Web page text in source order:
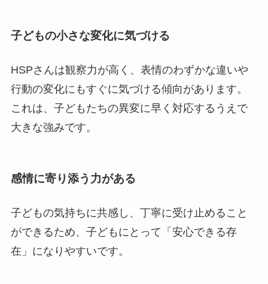
子どもの小さな変化に気づける
HSPさんは観察力が高く、表情のわずかな違いや
行動の変化にもすぐに気づける傾向があります。
これは、子どもたちの異変に早く対応するうえで
大きな強みです。
感情に寄り添う力がある
子どもの気持ちに共感し、丁寧に受け止めること
ができるため、子どもにとって「安心できる存
在」になりやすいです。